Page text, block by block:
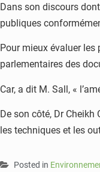
Dans son discours
publiques
Pour mieux évaluer
parlementaires des
Car, a dit M. Sall, «
De son côté, Dr Cheikh
les techniques et les
Posted in